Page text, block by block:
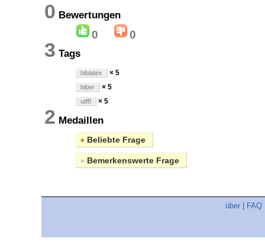
0 Bewertungen
0 0
3 Tags
biblatex × 5
biber × 5
utf8 × 5
2 Medaillen
● Beliebte Frage
● Bemerkenswerte Frage
über FAQ